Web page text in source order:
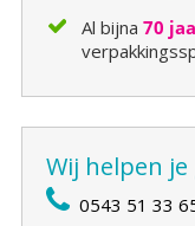
Al bijna70
Wij helpen je
0543 51 33